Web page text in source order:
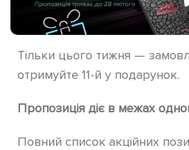
Тільки цього тижня —
отримуйте 11-й у подарунок.
Пропозиція діє в межах
Повний список акційних